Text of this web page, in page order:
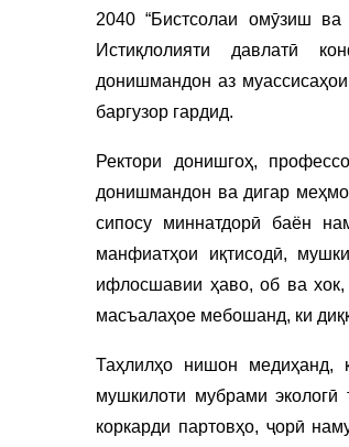
2040 “Бистсолаи омӯзиш
Истиқлолияти давлатӣ
донишмандон аз
баргузор гардид.
Ректори донишгоҳ,
донишмандон ва дигар
сипосу миннатдорӣ баён
манфиатҳои иқтисодӣ,
ифлосшавии ҳаво, об ва хок,
масъалаҳое мебошанд, ки
Таҳлилҳо нишон
мушкилоти мубрами экологӣ
коркарди партовҳо, ҷорӣ